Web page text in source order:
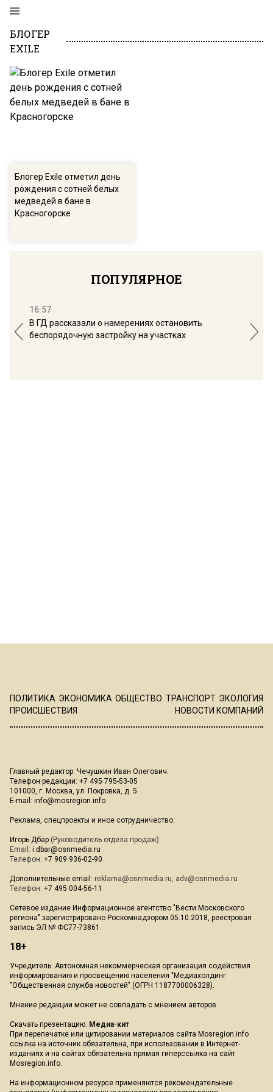
БЛОГЕР
EXILE
Блогер Exile отметил день
рождения с сотней белых
медведей в бане в
Красногорске
ПОПУЛЯРНОЕ
16:57
В ГД рассказали о намерениях остановить
беспорядочную застройку на участках
ПОЛИТИКА ЭКОНОМИКА ОБЩЕСТВО ТРАНСПОРТ ЭКОЛОГИЯ
ПРОИСШЕСТВИЯ
НОВОСТИ КОМПАНИЙ
Главный редактор: Чечушкин Иван Олегович.
Телефон редакции: +7 495 795-53-05
101000, г. Москва, ул. Покровка, д. 5
E-mail: info@mosregion.info
Реклама, спецпроекты и иное сотрудничество:
Игорь Дбар (Руководитель отдела продаж)
Email: i.dbar@osnmedia.ru
Телефон: +7 909 936-02-90
Дополнительные email: reklama@osnmedia.ru, adv@osnmedia.ru
Телефон: +7 495 004-56-11
Сетевое издание Информационное агентство "Вести Московского
региона" зарегистрировано Роскомнадзором 05.10.2018, реестровая
запись ЭЛ № ФС77-73861.
18+
Учредитель: Автономная некоммерческая организация содействия
информированию и просвещению населения "Медиахолдинг
"Общественная служба новостей" (ОГРН 1187700006328).
Мнение редакции может не совпадать с мнением авторов.
Скачать презентацию: Медиа-кит
При перепечатке или цитировании материалов сайта Mosregion.info
ссылка на источник обязательна, при использовании в Интернет-
изданиях и на сайтах обязательна прямая гиперссылка на сайт
Mosregion.info.
На информационном ресурсе применяются рекомендательные